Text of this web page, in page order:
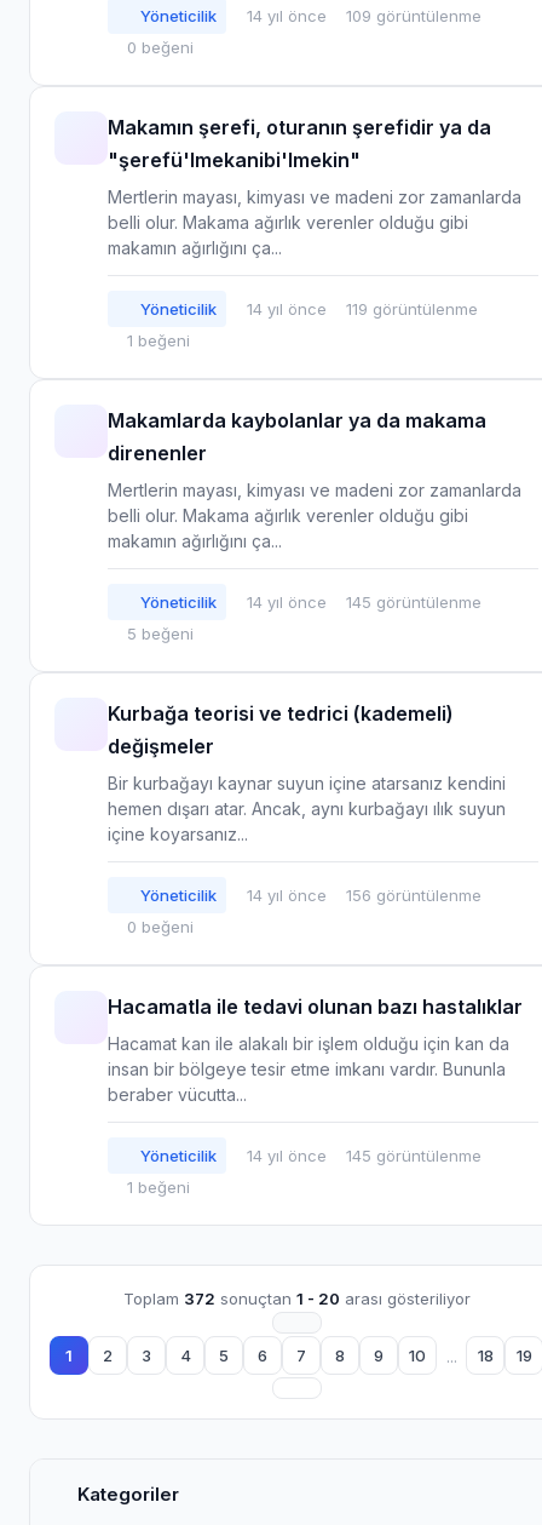
Yöneticilik 14 yıl önce
109 görüntülenme
0 beğeni
Makamın şerefi, oturanın şerefidir ya da
"şerefü'lmekanibi'lmekin"
Mertlerin mayası, kimyası ve madeni zor zamanlarda
belli olur. Makama ağırlık verenler olduğu gibi
makamın ağırlığını ça...
Yöneticilik 14 yıl önce
119 görüntülenme
1 beğeni
Makamlarda kaybolanlar ya da makama
direnenler
Mertlerin mayası, kimyası ve madeni zor zamanlarda
belli olur. Makama ağırlık verenler olduğu gibi
makamın ağırlığını ça...
Yöneticilik 14 yıl önce
145 görüntülenme
5 beğeni
Kurbağa teorisi ve tedrici (kademeli)
değişmeler
Bir kurbağayı kaynar suyun içine atarsanız kendini
hemen dışarı atar. Ancak, aynı kurbağayı ılık suyun
içine koyarsanız...
Yöneticilik 14 yıl önce
156 görüntülenme
0 beğeni
Hacamatla ile tedavi olunan bazı hastalıklar
Hacamat kan ile alakalı bir işlem olduğu için kan da
insan bir bölgeye tesir etme imkanı vardır. Bununla
beraber vücutta...
Yöneticilik 14 yıl önce
145 görüntülenme
1 beğeni
Toplam 372 sonuçtan 1 - 20 arası gösteriliyor
1 2 3 4 5 6 7 8 9 10 ... 18 19
Kategoriler